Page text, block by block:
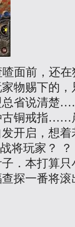
面前，还在
物赐下的
总省说清楚
古铜戒指……
开启，想
将玩家？
．本打算
探一番将